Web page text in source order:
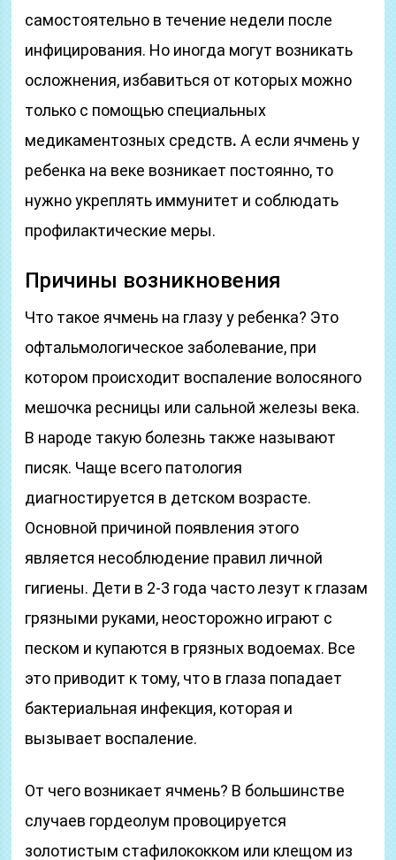
самостоятельно в течение недели после
инфицирования. Но иногда могут возникать
осложнения, избавиться от которых можно
только с помощью специальных
медикаментозных средств. А если ячмень у
ребенка на веке возникает постоянно, то
нужно укреплять иммунитет и соблюдать
профилактические меры.
Причины возникновения
Что такое ячмень на глазу у ребенка? Это
офтальмологическое заболевание, при
котором происходит воспаление волосяного
мешочка ресницы или сальной железы века.
В народе такую болезнь также называют
писяк. Чаще всего патология
диагностируется в детском возрасте.
Основной причиной появления этого
является несоблюдение правил личной
гигиены. Дети в 2-3 года часто лезут к глазам
грязными руками, неосторожно играют с
песком и купаются в грязных водоемах. Все
это приводит к тому, что в глаза попадает
бактериальная инфекция, которая и
вызывает воспаление.
От чего возникает ячмень? В большинстве
случаев гордеолум провоцируется
золотистым стафилококком или клещом из